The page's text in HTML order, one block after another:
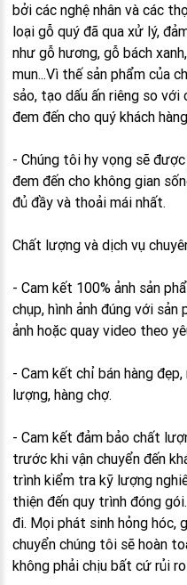
bởi các nghệ nhân và các
loại gỗ quý đã qua xử lý,
như gỗ hương, gỗ bách
mun...Vì thế sản phẩm của
sảo, tạo dấu ấn riêng so với
đem đến cho quý khách
- Chúng tôi hy vọng sẽ
đem đến cho không gian
đủ đầy và thoải mái nhất.
Chất lượng và dịch vụ
- Cam kết 100% ảnh sản
chụp, hình ảnh đúng với
ảnh hoặc quay video theo
- Cam kết chỉ bán hàng
lượng, hàng chợ.
- Cam kết đảm bảo chất
trước khi vận chuyển đến
trình kiểm tra kỹ lượng
thiện đến quy trình đóng
đi. Mọi phát sinh hỏng hóc,
chuyển chúng tôi sẽ hoàn
không phải chịu bất cứ rủi